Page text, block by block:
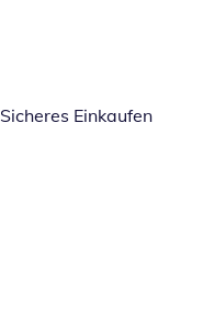
Sicheres Einkaufen